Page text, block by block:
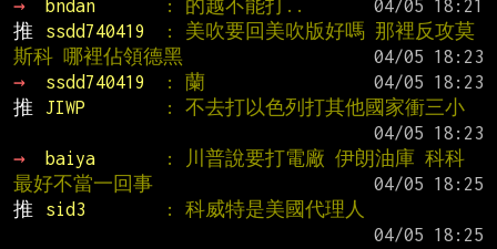
→
bndan : 的越不能打..
推
ssdd740419
: 美吹要回美吹版好嗎 那裡反攻莫
斯科 哪裡佔領德黑
→
ssdd740419 : 蘭
推
JIWP
: 不去打以色列打其他國家衝三小
→
baiya
: 川普說要打電廠 伊朗油庫 科科
最好不當一回事
推
sid3
: 科威特是美國代理人